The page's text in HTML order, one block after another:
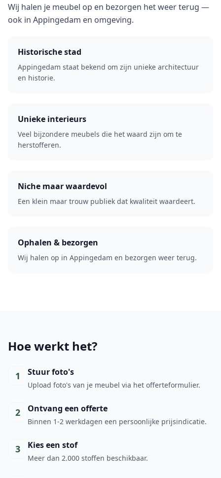
Wij halen je meubel op en bezorgen het weer terug —
ook in Appingedam en omgeving.
Historische stad
Appingedam staat bekend om zijn unieke architectuur
en historie.
Unieke interieurs
Veel bijzondere meubels die het waard zijn om te
herstofferen.
Niche maar waardevol
Een klein maar trouw publiek dat kwaliteit waardeert.
Ophalen & bezorgen
Wij halen op in Appingedam en bezorgen weer terug.
Hoe werkt het?
1 Stuur foto's
Upload foto's van je meubel via het offerteformulier.
2 Ontvang een offerte
Binnen 1-2 werkdagen een persoonlijke prijsindicatie.
3 Kies een stof
Meer dan 2.000 stoffen beschikbaar.